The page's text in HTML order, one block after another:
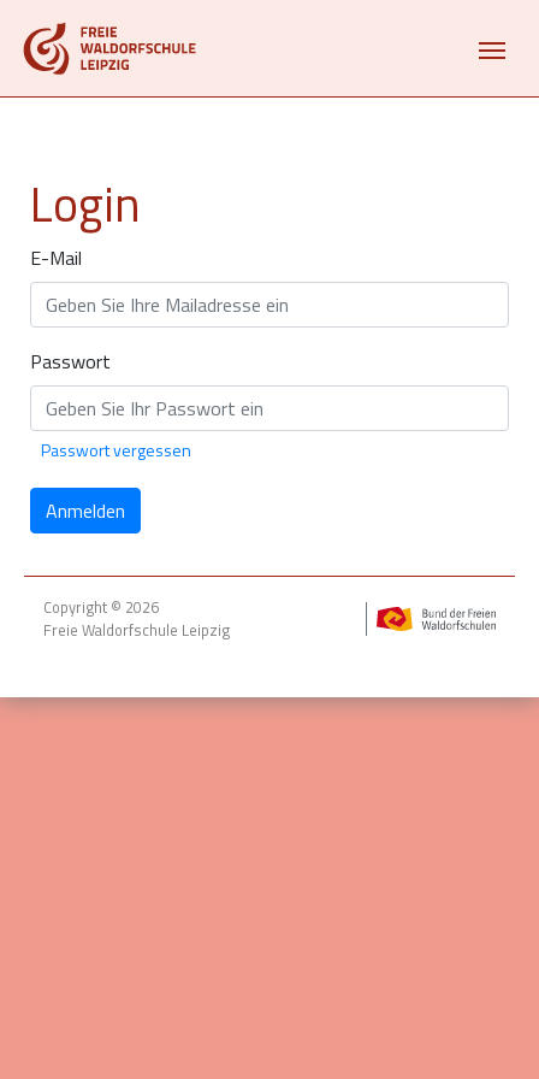
Login
E-Mail
Passwort
Passwort vergessen
Anmelden
Copyright © 2026
Freie Waldorfschule Leipzig